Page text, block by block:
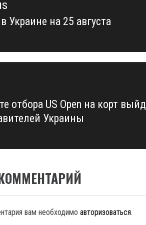
Украине на 25 августа
отбора US Open на корт
Украины
вам необходимо авторизоваться.